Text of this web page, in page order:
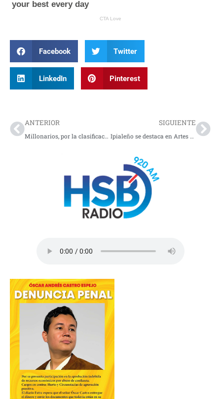
Facebook Twitter
LinkedIn Pinterest
ANTERIOR
Millonarios, por la clasificación ante la Universidad Católica
SIGUIENTE
Ipialeño se destaca en Artes Marciales Mixtas